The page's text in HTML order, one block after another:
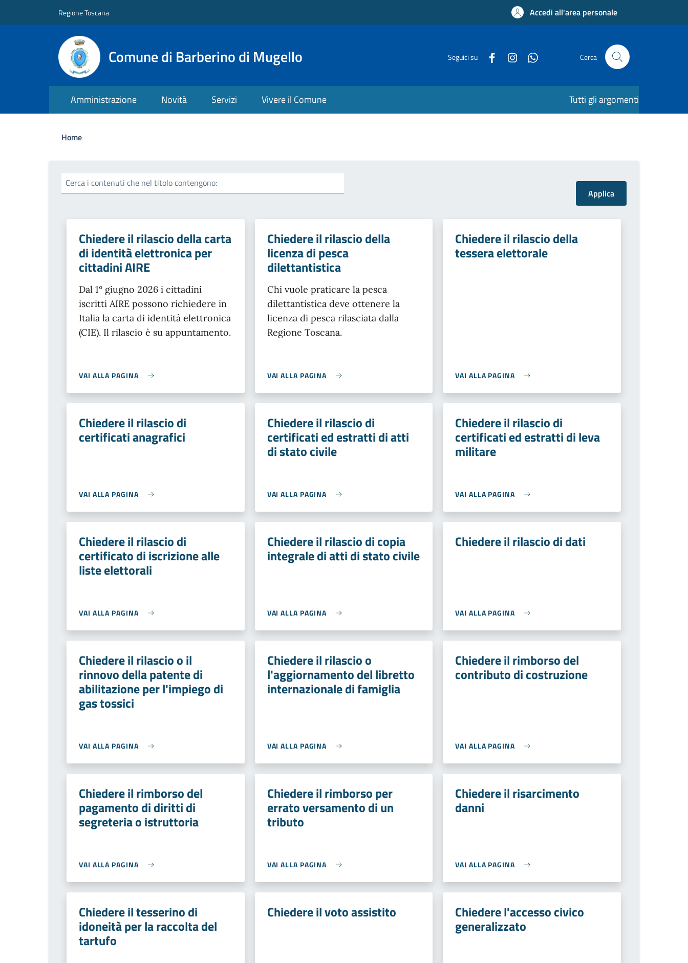
Regione Toscana Accedi all'area personale
Comune di Barberino di Mugello Seguici su Cerca
Amministrazione Novità Servizi Vivere il Comune Tutti gli argomenti
Briciole di pane
Home
Cerca i contenuti che nel titolo contengono:
Chiedere il rilascio della carta
di identità elettronica per
cittadini AIRE
Dal 1° giugno 2026 i cittadini
iscritti AIRE possono richiedere in
Italia la carta di identità elettronica
(CIE). Il rilascio è su appuntamento.
VAI ALLA PAGINA
Chiedere il rilascio della
licenza di pesca
dilettantistica
Chi vuole praticare la pesca
dilettantistica deve ottenere la
licenza di pesca rilasciata dalla
Regione Toscana.
VAI ALLA PAGINA
Chiedere il rilascio della
tessera elettorale
VAI ALLA PAGINA
Chiedere il rilascio di
certificati anagrafici
VAI ALLA PAGINA
Chiedere il rilascio di
certificati ed estratti di atti
di stato civile
VAI ALLA PAGINA
Chiedere il rilascio di
certificati ed estratti di leva
militare
VAI ALLA PAGINA
Chiedere il rilascio di
certificato di iscrizione alle
liste elettorali
VAI ALLA PAGINA
Chiedere il rilascio di copia
integrale di atti di stato civile
VAI ALLA PAGINA
Chiedere il rilascio di dati
VAI ALLA PAGINA
Chiedere il rilascio o il
rinnovo della patente di
abilitazione per l'impiego di
gas tossici
VAI ALLA PAGINA
Chiedere il rilascio o
l'aggiornamento del libretto
internazionale di famiglia
VAI ALLA PAGINA
Chiedere il rimborso del
contributo di costruzione
VAI ALLA PAGINA
Chiedere il rimborso del
pagamento di diritti di
segreteria o istruttoria
VAI ALLA PAGINA
Chiedere il rimborso per
errato versamento di un
tributo
VAI ALLA PAGINA
Chiedere il risarcimento
danni
VAI ALLA PAGINA
Chiedere il tesserino di
idoneità per la raccolta del
tartufo
Chiedere il voto assistito Chiedere l'accesso civico
generalizzato